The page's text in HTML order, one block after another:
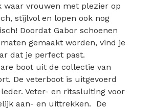
waar vrouwen met plezier op
stijlvol en lopen ook nog
Doordat Gabor schoenen
gemaakt worden, vind je
dat je perfect past.
boot uit de collectie van
De veterboot is uitgevoerd
Veter- en ritssluiting voor
aan- en uittrekken. De